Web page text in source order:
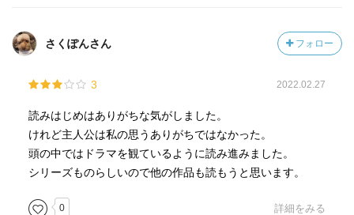
さくぽんさん フォロー
3 2022.02.27
読みはじめはありがちな気がしました。
けれど主人公は私の思うありがちではなかった。
頭の中ではドラマを観ているように読み進みました。
シリーズものらしいので他の作品も読もうと思います。
0 詳細をみる